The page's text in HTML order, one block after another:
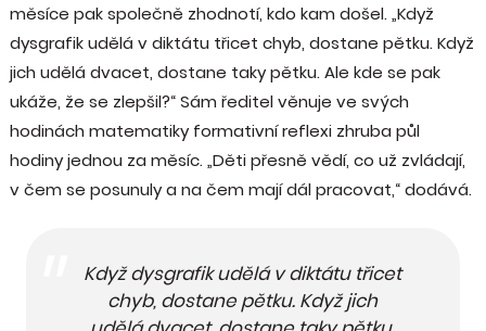
měsíce pak společně zhodnotí, kdo kam došel. „Když
dysgrafik udělá v diktátu třicet chyb, dostane pětku. Když
jich udělá dvacet, dostane taky pětku. Ale kde se pak
ukáže, že se zlepšil?“ Sám ředitel věnuje ve svých
hodinách matematiky formativní reflexi zhruba půl
hodiny jednou za měsíc. „Děti přesně vědí, co už zvládají,
v čem se posunuly a na čem mají dál pracovat,“ dodává.
Když dysgrafik udělá v diktátu třicet
chyb, dostane pětku. Když jich